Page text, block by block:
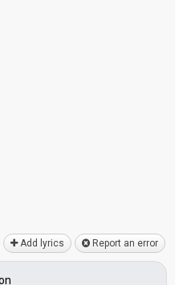
Add lyrics Report an error